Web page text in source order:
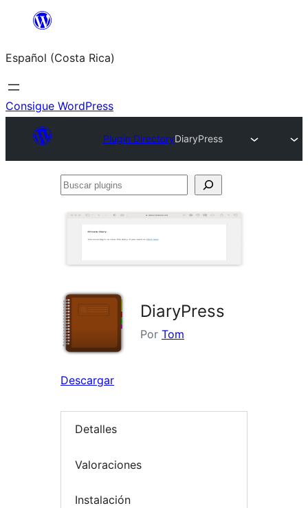
Saltar
contenido
Español (Costa Rica)
Consigue WordPress
Plugin DirectoryDiaryPress
Buscar
DiaryPress
Por Tom
Descargar
Detalles
Valoraciones
Instalación